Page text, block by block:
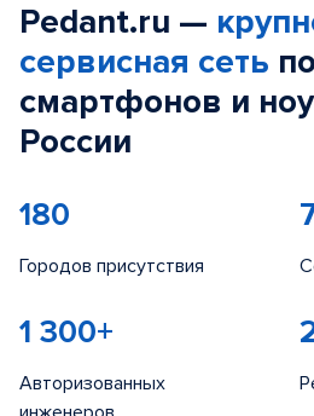
Pedant.ru —
сервисная сеть
смартфонов и
России
180
Городов присутствия
1 300+
Авторизованных